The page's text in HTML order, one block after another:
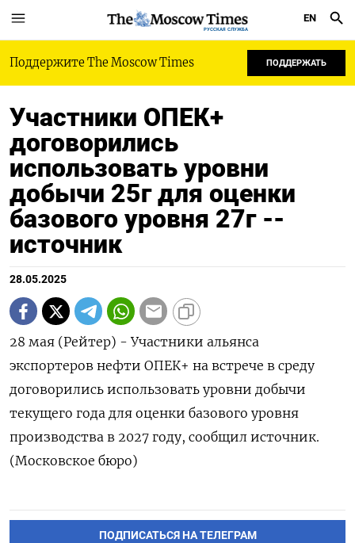
РУССКАЯ СЛУЖБА
EN
Поддержите The Moscow Times ПОДДЕРЖАТЬ
Участники ОПЕК+
договорились
использовать уровни
добычи 25г для оценки
базового уровня 27г --
источник
28.05.2025
28 мая (Рейтер) - Участники альянса
экспортеров нефти ОПЕК+ на встрече в среду
договорились использовать уровни добычи
текущего года для оценки базового уровня
производства в 2027 году, сообщил источник.
(Московское бюро)
ПОДПИСАТЬСЯ НА ТЕЛЕГРАМ